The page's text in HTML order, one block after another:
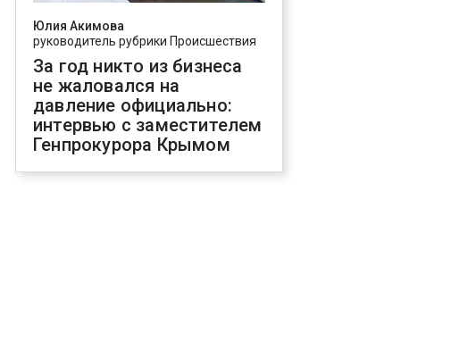
Юлия Акимова
руководитель рубрики Происшествия
За год никто из бизнеса
не жаловался на
давление официально:
интервью с заместителем
Генпрокурора Крымом